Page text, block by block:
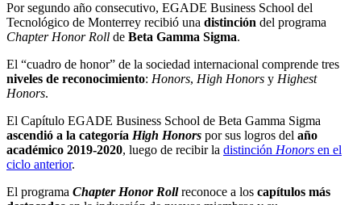
Por segundo año consecutivo, EGADE Business School del
Tecnológico de Monterrey recibió una distinción del programa
Chapter Honor Roll de Beta Gamma Sigma.
El “cuadro de honor” de la sociedad internacional comprende tres
niveles de reconocimiento: Honors, High Honors y Highest
Honors.
El Capítulo EGADE Business School de Beta Gamma Sigma
ascendió a la categoría High Honors por sus logros del año
académico 2019-2020, luego de recibir la distinción Honors en el
ciclo anterior.
El programa Chapter Honor Rollreconoce a los capítulos más